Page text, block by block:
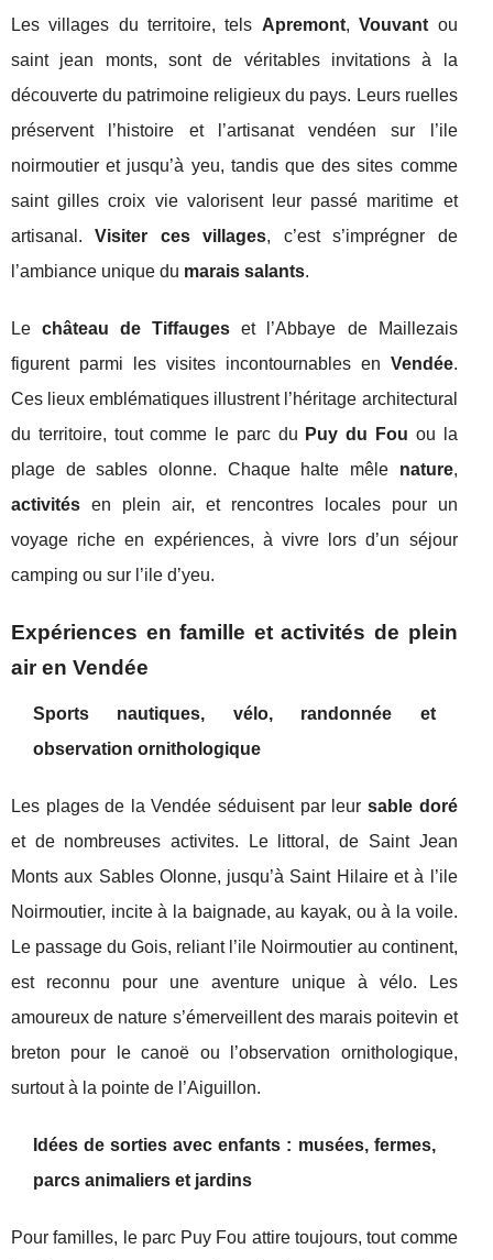
Les villages du territoire, tels Apremont,Vouvant ou
saint jean monts, sont de véritables invitations à la
découverte du patrimoine religieux du pays. Leurs ruelles
préservent l’histoire et l’artisanat vendéen sur l’ile
noirmoutier et jusqu’à yeu, tandis que des sites comme
saint gilles croix vie valorisent leur passé maritime et
artisanal.Visiter ces villages, c’est s’imprégner de
l’ambiance unique du marais salants.
Lechâteau de Tiffauges et l’Abbaye de Maillezais
figurent parmi les visites incontournables en Vendée.
Ces lieux emblématiques illustrent l’héritage architectural
du territoire, tout comme le parc du Puy du Fou ou la
plage de sables olonne. Chaque halte mêle nature,
activités en plein air, et rencontres locales pour un
voyage riche en expériences, à vivre lors d’un séjour
camping ou sur l’ile d’yeu.
Expériences en famille et activités de plein
air en Vendée
Sports nautiques, vélo, randonnée et
observation ornithologique
Les plages de la Vendée séduisent par leur sable doré
et de nombreuses activites. Le littoral, de Saint Jean
Monts aux Sables Olonne, jusqu’à Saint Hilaire et à l’ile
Noirmoutier, incite à la baignade, au kayak, ou à la voile.
Le passage du Gois, reliant l’ile Noirmoutier au continent,
est reconnu pour une aventure unique à vélo. Les
amoureux de nature s’émerveillent des marais poitevin et
breton pour le canoë ou l’observation ornithologique,
surtout à la pointe de l’Aiguillon.
Idées de sorties avec enfants : musées, fermes,
parcs animaliers et jardins
Pour familles, le parc Puy Fou attire toujours, tout comme